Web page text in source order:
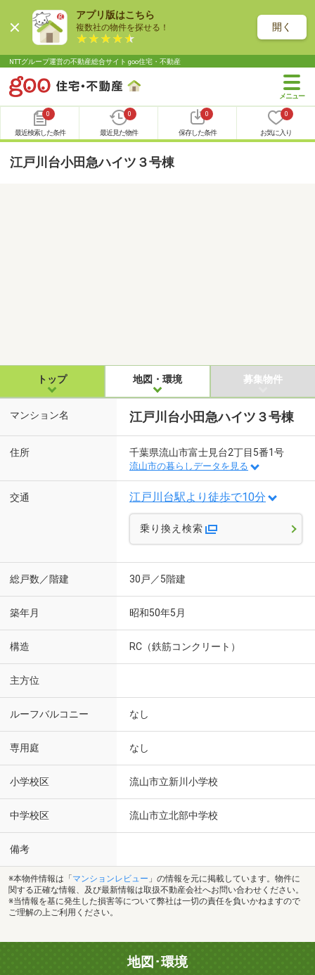
アプリ版はこちら
複数社の物件を探せる！ 開く
NTTグループ運営の不動産総合サイト goo住宅・不動産
0
最近検索した条件
0
最近見た物件
0
保存した条件
0
お気に入り
江戸川台小田急ハイツ３号棟
トップ 地図・環境 募集物件
マンション名 江戸川台小田急ハイツ３号棟
住所 千葉県流山市富士見台2丁目5番1号
流山市の暮らしデータを見る
交通 江戸川台駅より徒歩で10分
乗り換え検索
総戸数／階建 30戸／5階建
築年月 昭和50年5月
構造 RC（鉄筋コンクリート）
主方位
ルーフバルコニー なし
専用庭 なし
小学校区 流山市立新川小学校
中学校区 流山市立北部中学校
備考
※本物件情報は「 マンションレビュー 」の情報を元に掲載しています。物件に
関する正確な情報、及び最新情報は取扱不動産会社へお問い合わせください。
※当情報を基に発生した損害等について弊社は一切の責任を負いかねますので
ご理解の上ご利用ください。
地図･環境